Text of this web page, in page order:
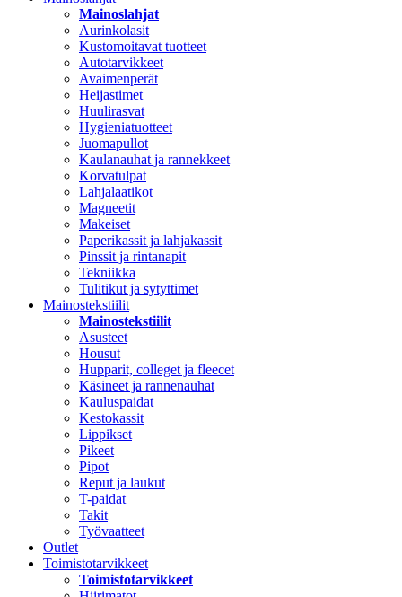
Mainoslahjat
Aurinkolasit
Kustomoitavat tuotteet
Autotarvikkeet
Avaimenperät
Heijastimet
Huulirasvat
Hygieniatuotteet
Juomapullot
Kaulanauhat ja rannekkeet
Korvatulpat
Lahjalaatikot
Magneetit
Makeiset
Paperikassit ja lahjakassit
Pinssit ja rintanapit
Tekniikka
Tulitikut ja sytyttimet
Mainostekstiilit
Mainostekstiilit
Asusteet
Housut
Hupparit, colleget ja fleecet
Käsineet ja rannenauhat
Kauluspaidat
Kestokassit
Lippikset
Pikeet
Pipot
Reput ja laukut
T-paidat
Takit
Työvaatteet
Outlet
Toimistotarvikkeet
Toimistotarvikkeet